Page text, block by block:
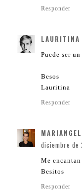
Responder
LAURITINA
Puede ser
Besos
Lauritina
Responder
diciembre de
Me
Besitos
Responder